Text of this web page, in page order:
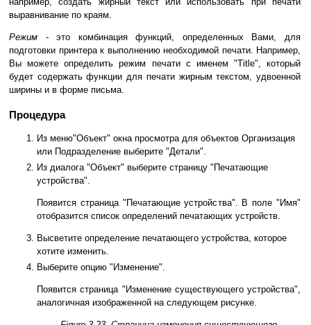
выравнивание по краям.
Режим - это комбинация функций, определенных Вами, для
подготовки принтера к выполнению необходимой печати. Например,
Вы можете определить режим печати с именем "Title", который
будет содержать функции для печати жирным текстом, удвоенной
ширины и в форме письма.
Процедура
Из меню"Объект" окна просмотра для объектов Организация
или Подразделение выберите "Детали".
Из диалога "Объект" выберите страницу "Печатающие
устройства".
Появится страница "Печатающие устройства". В поле "Имя"
отобразится список определений печатающих устройств.
Высветите определение печатающего устройства, которое
хотите изменить.
Выберите опцию "Изменение".
Появится страница "Изменение существующего устройства",
аналогичная изображенной на следующем рисунке.